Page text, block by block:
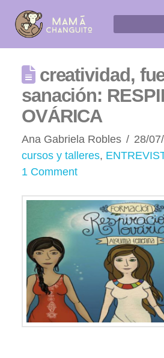
creatividad,
sanación:
OVÁRICA
Ana Gabriela Robles
28/
cursos y talleres,
1 Comment